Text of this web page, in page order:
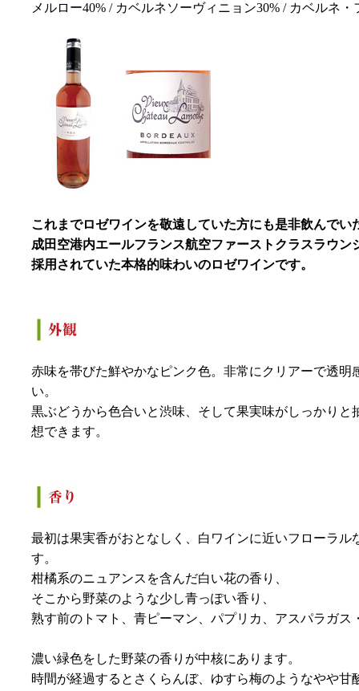
メルロー40% / カベルネソーヴィニョン30% / カベルネ・
これまでロゼワインを敬遠していた方にも是非飲んでい
成田空港内エールフランス航空ファーストクラスラウン
採用されていた本格的味わいのロゼワインです。
赤味を帯びた鮮やかなピンク色。非常にクリアーで透明
い。
黒ぶどうから色合いと渋味、そして果実味がしっかりと
想できます。
最初は果実香がおとなしく、白ワインに近いフローラル
す。
柑橘系のニュアンスを含んだ白い花の香り、
そこから野菜のような少し青っぽい香り、
熟す前のトマト、青ピーマン、パプリカ、アスパラガス
濃い緑色をした野菜の香りが中核にあります。
時間が経過するとさくらんぼ、ゆすら梅のようなやや甘